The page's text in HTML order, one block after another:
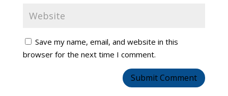
Save my name, email, and website in this
browser for the next time I comment.